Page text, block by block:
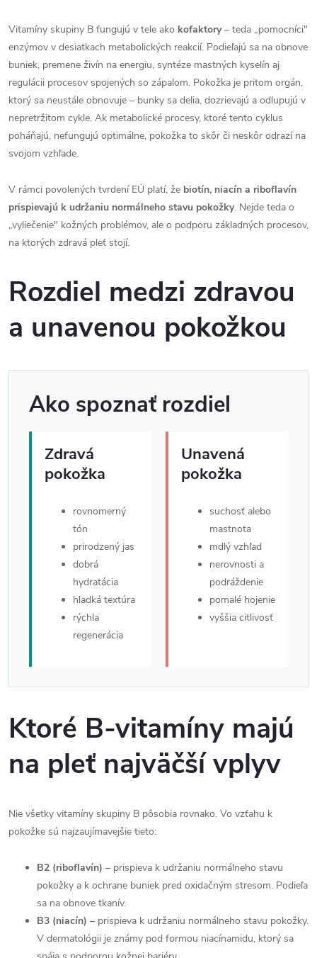
Vitamíny skupiny B fungujú v tele ako kofaktory– teda „pomocníci"
enzýmov v desiatkach metabolických reakcií. Podieľajú sa na obnove
buniek, premene živín na energiu, syntéze mastných kyselín aj
regulácii procesov spojených so zápalom. Pokožka je pritom orgán,
ktorý sa neustále obnovuje – bunky sa delia, dozrievajú a odlupujú v
nepretržitom cykle. Ak metabolické procesy, ktoré tento cyklus
poháňajú, nefungujú optimálne, pokožka to skôr či neskôr odrazí na
svojom vzhľade.
V rámci povolených tvrdení EÚ platí, že biotín, niacín a riboflavín
prispievajú k udržaniu normálneho stavu pokožky. Nejde teda o
„vyliečenie" kožných problémov, ale o podporu základných procesov,
na ktorých zdravá pleť stojí.
Rozdiel medzi zdravou
a unavenou pokožkou
Ako spoznať rozdiel
Zdravá
pokožka
rovnomerný
tón
prirodzený jas
dobrá
hydratácia
hladká textúra
rýchla
regenerácia
Unavená
pokožka
suchosť alebo
mastnota
mdlý vzhľad
nerovnosti a
podráždenie
pomalé hojenie
vyššia citlivosť
Ktoré B-vitamíny majú
na pleť najväčší vplyv
Nie všetky vitamíny skupiny B pôsobia rovnako. Vo vzťahu k
pokožke sú najzaujímavejšie tieto:
B2 (riboflavín) – prispieva k udržaniu normálneho stavu
pokožky a k ochrane buniek pred oxidačným stresom. Podieľa
sa na obnove tkanív.
B3 (niacín) – prispieva k udržaniu normálneho stavu pokožky.
V dermatológii je známy pod formou niacínamidu, ktorý sa